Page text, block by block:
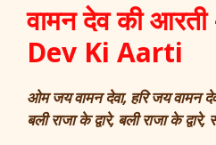
वामन देव की
Dev Ki Aarti
ओम जय वामन देवा, हरि जय वामन
बली राजा के द्वारे, बली राजा के